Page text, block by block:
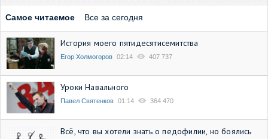
Самое читаемое Все за сегодня
История моего пятидесятисемитства
Егор Холмогоров 02:14 407 737
Уроки Навального
Павел Святенков 01:14 364 470
Всё, что вы хотели знать о педофилии, но боялись